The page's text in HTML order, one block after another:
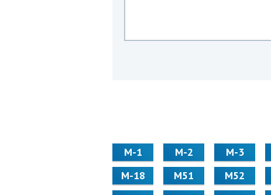
М-1 М-2 М-3
М-18
М51 М52